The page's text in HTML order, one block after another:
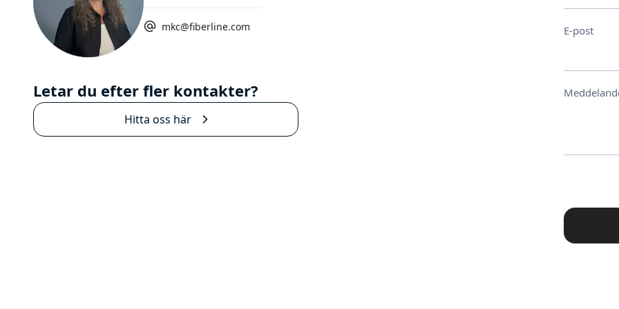
mkc@fiberline.com
Letar du efter fler kontakter?
Hitta oss här
E-post